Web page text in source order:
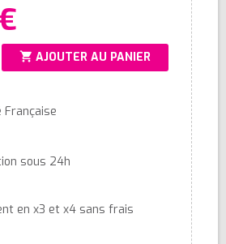
shopping_cart AJOUTER AU PANIER
Française
sous 24h
en x3 et x4 sans frais